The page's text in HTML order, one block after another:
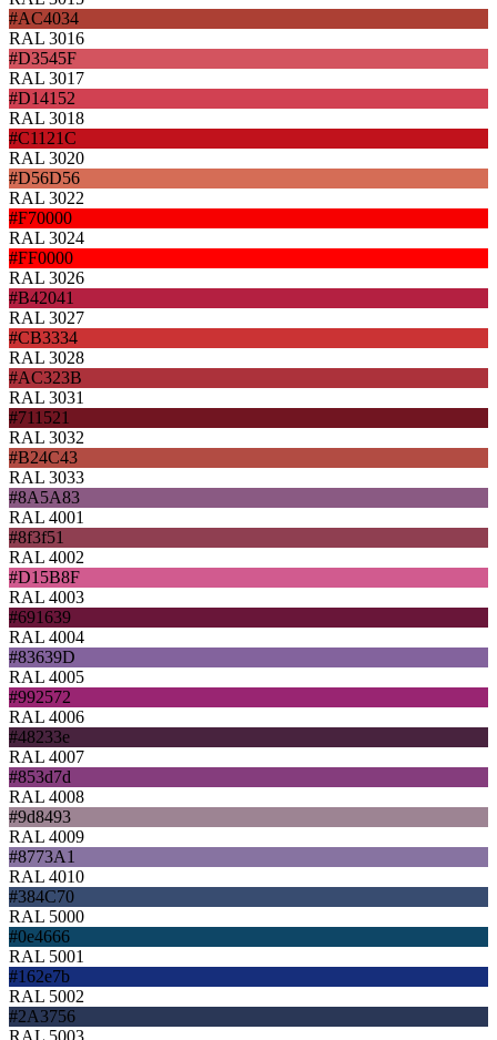
#AC4034
RAL 3016
#D3545F
RAL 3017
#D14152
RAL 3018
#C1121C
RAL 3020
#D56D56
RAL 3022
#F70000
RAL 3024
#FF0000
RAL 3026
#B42041
RAL 3027
#CB3334
RAL 3028
#AC323B
RAL 3031
#711521
RAL 3032
#B24C43
RAL 3033
#8A5A83
RAL 4001
#8f3f51
RAL 4002
#D15B8F
RAL 4003
#691639
RAL 4004
#83639D
RAL 4005
#992572
RAL 4006
#48233e
RAL 4007
#853d7d
RAL 4008
#9d8493
RAL 4009
#8773A1
RAL 4010
#384C70
RAL 5000
#0e4666
RAL 5001
#162e7b
RAL 5002
#2A3756
RAL 5003